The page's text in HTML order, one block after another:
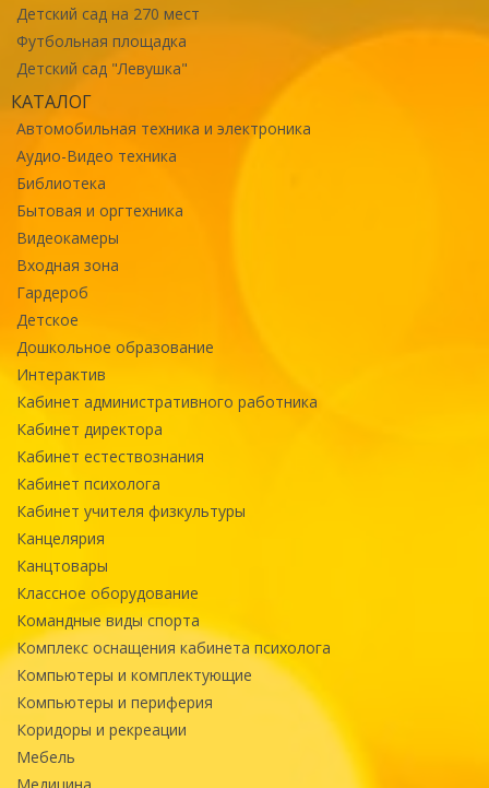
Детский сад на 270 мест
Футбольная площадка
Детский сад "Левушка"
КАТАЛОГ
Автомобильная техника и электроника
Аудио-Видео техника
Библиотека
Бытовая и оргтехника
Видеокамеры
Входная зона
Гардероб
Детское
Дошкольное образование
Интерактив
Кабинет административного работника
Кабинет директора
Кабинет естествознания
Кабинет психолога
Кабинет учителя физкультуры
Канцелярия
Канцтовары
Классное оборудование
Командные виды спорта
Комплекс оснащения кабинета психолога
Компьютеры и комплектующие
Компьютеры и периферия
Коридоры и рекреации
Мебель
Медицина